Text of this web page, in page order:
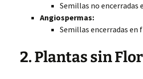
Semillas no encerradas
Angiospermas:
Semillas encerradas en
2. Plantas sin Flor